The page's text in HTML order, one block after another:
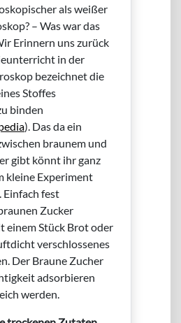
als weißer
– Was war das
Erinnern uns zurück
in der
bezeichnet die
Stoffes
binden
). Das da ein
braunem und
gibt könnt ihr ganz
kleine Experiment
Einfach fest
Zucker
einem Stück Brot oder
verschlossenes
Der Braune Zucher
adsorbieren
werden.